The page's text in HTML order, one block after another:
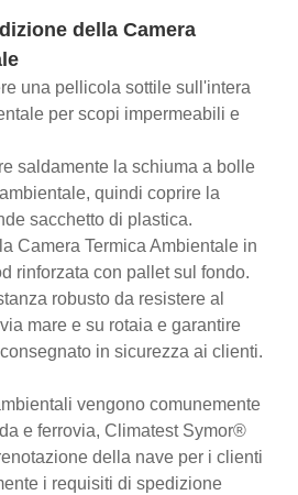
della Camera
una pellicola sottile sull'intera
per scopi impermeabili e
saldamente la schiuma a bolle
quindi coprire la
sacchetto di plastica.
Camera Termica Ambientale in
rinforzata con pallet sul fondo.
robusto da resistere al
mare e su rotaia e garantire
in sicurezza ai clienti.
vengono comunemente
e ferrovia, Climatest Symor®
della nave per i clienti
i requisiti di spedizione